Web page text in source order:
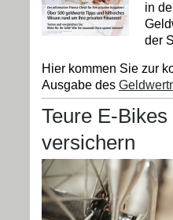
in
der
Hier kommen Sie zur
Ausgabe des
Teure E-Bikes
versichern